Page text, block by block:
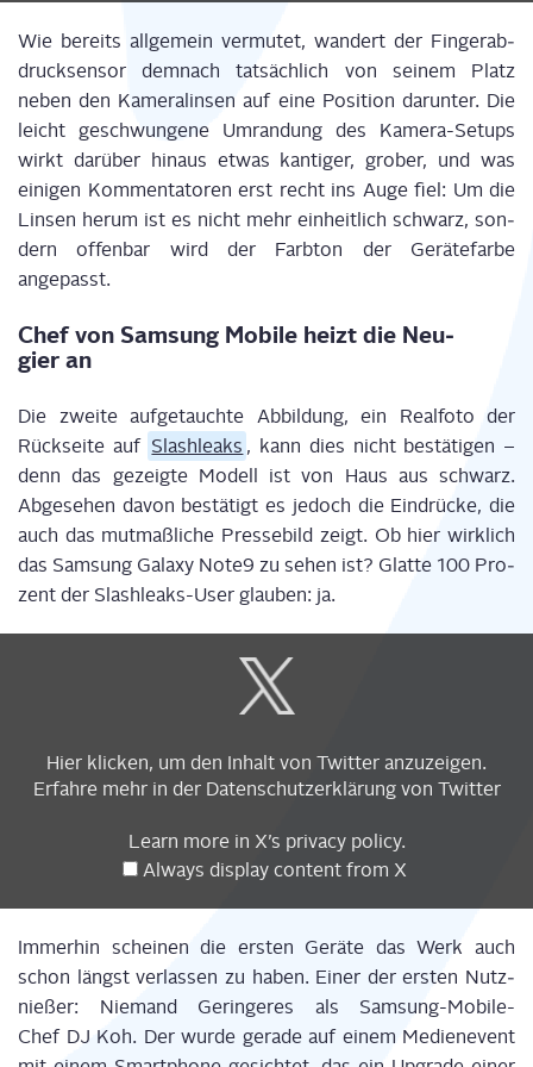
Wie bereits all­ge­mein ver­mu­tet, wan­dert der Fin­ger­ab­
druck­sen­sor dem­nach tat­säch­lich von sei­nem Platz
neben den Kame­ra­lin­sen auf eine Posi­ti­on dar­un­ter. Die
leicht geschwun­ge­ne Umran­dung des Kame­ra-Set­ups
wirkt dar­über hin­aus etwas kan­ti­ger, gro­ber, und was
eini­gen Kom­men­ta­to­ren erst recht ins Auge fiel: Um die
Lin­sen her­um ist es nicht mehr ein­heit­lich schwarz, son­
dern offen­bar wird der Farb­ton der Gerä­te­far­be
angepasst.
Chef von Sam­sung Mobi­le heizt die Neu­
gier an
Die zwei­te auf­ge­tauch­te Abbil­dung, ein Real­fo­to der
Rück­sei­te auf Slash­leaks , kann dies nicht bestä­ti­gen –
denn das gezeig­te Modell ist von Haus aus schwarz.
Abge­se­hen davon bestä­tigt es jedoch die Ein­drü­cke, die
auch das mut­maß­li­che Pres­se­bild zeigt. Ob hier wirk­lich
das Sam­sung Gala­xy Note9 zu sehen ist? Glat­te 100 Pro­
zent der Slash­leaks-User glau­ben: ja.
content
from
Hier kli­cken, um den Inhalt von Twit­ter anzuzeigen.
Erfah­re mehr in der Daten­schutz­er­klä­rungvon Twitter
Learn more in X’s pri­va­cy poli­cy.
Always dis­play con­tent from X
Immer­hin schei­nen die ers­ten Gerä­te das Werk auch
schon längst ver­las­sen zu haben. Einer der ers­ten Nutz­
nie­ßer: Nie­mand Gerin­ge­res als Sam­sung-Mobi­le-
Chef DJ Koh. Der wur­de gera­de auf einem Medi­en­event